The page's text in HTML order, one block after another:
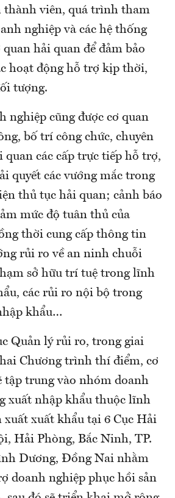
thành viên, quá trình tham
nghiệp và các hệ thống
hải quan để đảm bảo
hoạt động hỗ trợ kịp thời,
tượng.
nghiệp cũng được cơ quan
bố trí công chức, chuyên
quan các cấp trực tiếp hỗ trợ,
quyết các vướng mắc trong
thủ tục hải quan; cảnh báo
mức độ tuân thủ của
thời cung cấp thông tin
rủi ro về an ninh chuỗi
sở hữu trí tuệ trong lĩnh
các rủi ro nội bộ trong
khẩu…
Quản lý rủi ro, trong giai
Chương trình thí điểm, cơ
tập trung vào nhóm doanh
xuất nhập khẩu thuộc lĩnh
xuất xuất khẩu tại 6 Cục Hải
Hải Phòng, Bắc Ninh, TP.
Dương, Đồng Nai nhằm
doanh nghiệp phục hồi sản